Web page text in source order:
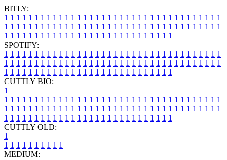
BITLY:
1 1 1 1 1 1 1 1 1 1 1 1 1 1 1 1 1 1 1 1 1 1 1 1 1 1 1 1 1 1 1 1 1 1 1 1
1 1 1 1 1 1 1 1 1 1 1 1 1 1 1 1 1 1 1 1 1 1 1 1 1 1 1 1 1 1 1 1 1 1 1 1
1 1 1 1 1 1 1 1 1 1 1 1 1 1 1 1 1 1 1 1 1 1 1 1 1 1 1 1
SPOTIFY:
1 1 1 1 1 1 1 1 1 1 1 1 1 1 1 1 1 1 1 1 1 1 1 1 1 1 1 1 1 1 1 1 1 1 1 1
1 1 1 1 1 1 1 1 1 1 1 1 1 1 1 1 1 1 1 1 1 1 1 1 1 1 1 1 1 1 1 1 1 1 1 1
1 1 1 1 1 1 1 1 1 1 1 1 1 1 1 1 1 1 1 1 1 1 1 1 1 1 1 1
CUTTLY BIO:
1
1 1 1 1 1 1 1 1 1 1 1 1 1 1 1 1 1 1 1 1 1 1 1 1 1 1 1 1 1 1 1 1 1 1 1 1
1 1 1 1 1 1 1 1 1 1 1 1 1 1 1 1 1 1 1 1 1 1 1 1 1 1 1 1 1 1 1 1 1 1 1 1
1 1 1 1 1 1 1 1 1 1 1 1 1 1 1 1 1 1 1 1 1 1 1 1 1 1 1 1
CUTTLY OLD:
1
1 1 1 1 1 1 1 1 1 1
MEDIUM: